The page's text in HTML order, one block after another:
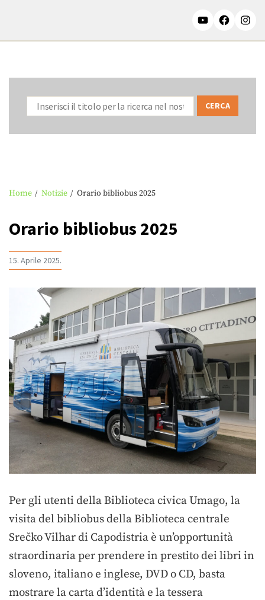
Home Notizie Orario bibliobus 2025
Orario bibliobus 2025
15. Aprile 2025.
Per gli utenti della Biblioteca civica Umago, la
visita del bibliobus della Biblioteca centrale
Srečko Vilhar di Capodistria è un’opportunità
straordinaria per prendere in prestito dei libri in
sloveno, italiano e inglese, DVD o CD, basta
mostrare la carta d’identità e la tessera